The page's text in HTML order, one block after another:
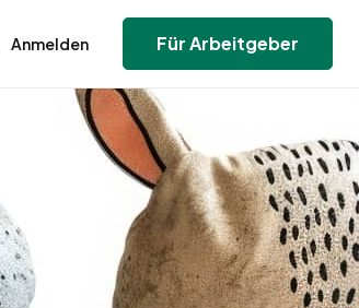
Anmelden Für Arbeitgeber